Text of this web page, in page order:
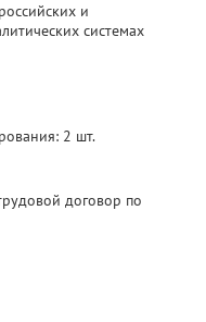
и
системах
2 шт.
договор по